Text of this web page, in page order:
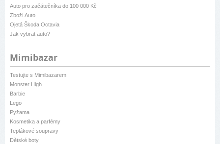
Auto pro začátečníka do 100 000 Kč
Zboží Auto
Ojetá Škoda Octavia
Jak vybrat auto?
Mimibazar
Testujte s Mimibazarem
Monster High
Barbie
Lego
Pyžama
Kosmetika a parfémy
Teplákové soupravy
Dětské boty